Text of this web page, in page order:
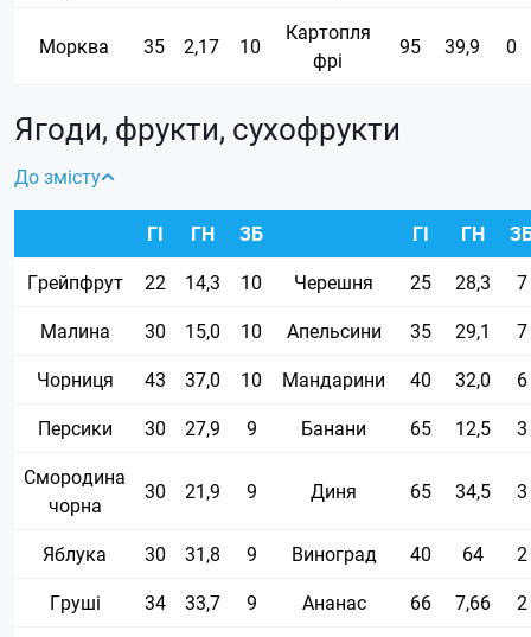
Морква 35 2,17 10
Картопля
фрі
95 39,9 0
Ягоди, фрукти, сухофрукти
До змісту
ГІ ГН ЗБ ГІ ГН
Грейпфрут
22 14,3 10 Черешня 25 28,3
7
Малина
30 15,0 10 Апельсини 35 29,1
7
Чорниця
43 37,0 10 Мандарини 40 32,0
6
Персики
30 27,9 9 Банани 65 12,5
3
Смородина
чорна
30 21,9 9 Диня 65 34,5 3
Яблука 30 31,8 9 Виноград 40 64
2
Груші
34 33,7 9 Ананас 66 7,66
2